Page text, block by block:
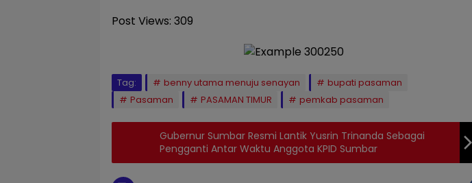
Post Views: 309
Tag: benny utama menuju senayan
bupati pasaman
Pasaman
PASAMAN TIMUR pemkab pasaman
Gubernur Sumbar Resmi Lantik Yusrin Trinanda Sebagai
Pengganti Antar Waktu Anggota KPID Sumbar